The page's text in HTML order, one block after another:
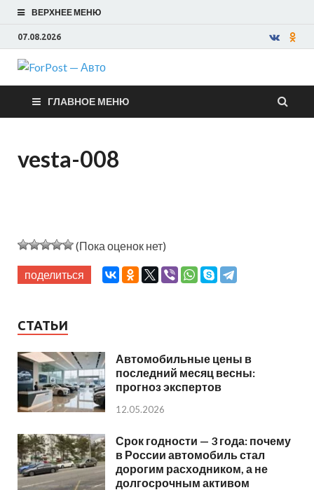
ВЕРХНЕЕ МЕНЮ
07.08.2026
ForPost —
Авто
ГЛАВНОЕ МЕНЮ
vesta-008
(Пока оценок нет)
поделиться
СТАТЬИ
Автомобильные цены в
последний месяц весны:
прогноз экспертов
12.05.2026
Срок годности — 3 года: почему
в России автомобиль стал
дорогим расходником, а не
долгосрочным активом